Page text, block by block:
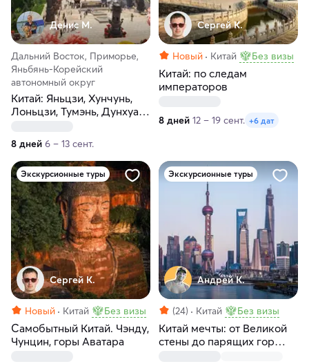
Денис М.
Дальний Восток, Приморье,
Яньбянь-Корейский
автономный округ
Китай: Яньцзи, Хунчунь,
Лоньцзи, Тумэнь, Дунхуа и
Наслаждаемся настоящей
Азией!
8 дней 6 – 13 сент.
Сергей К.
Новый Китай Без визы
Китай: по следам
императоров
8 дней 12 – 19 сент. +6 дат
Экскурсионные туры
Сергей К.
Новый Китай Без визы
Самобытный Китай. Чэнду,
Чунцин, горы Аватара
Экскурсионные туры
Андрей К.
(24) Китай Без визы
Китай мечты: от Великой
стены до парящих гор